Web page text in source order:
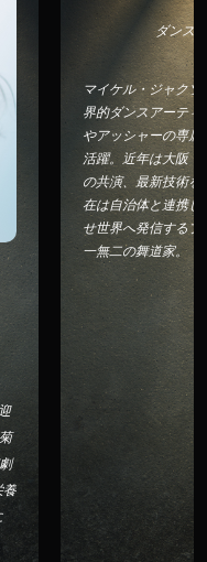
養
ダンス
マイケル・ジャク
界的ダンスアーテ
やアッシャーの専
活躍。近年は大阪
の共演、最新技術
在は自治体と連携
せ世界へ発信する
一無二の舞道家。